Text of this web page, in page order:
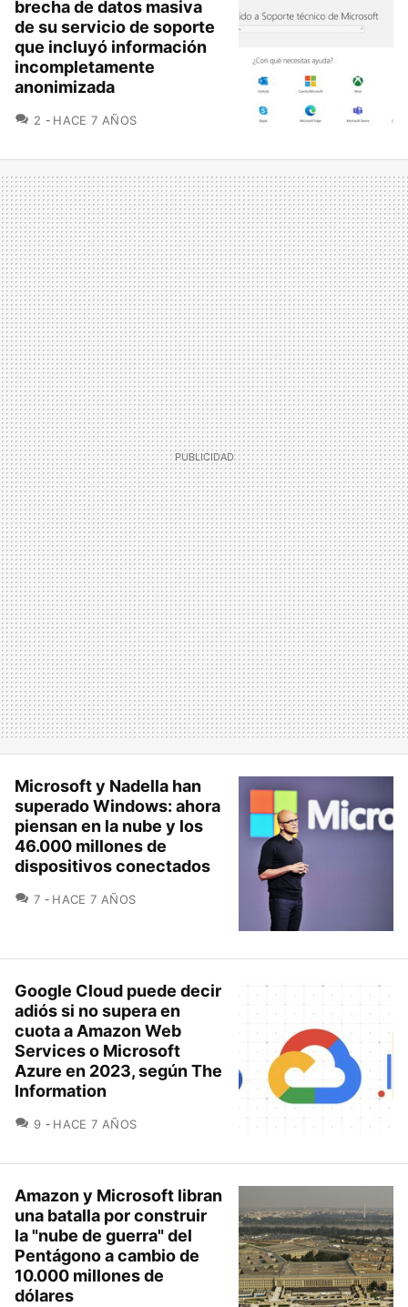
brecha de datos masiva
de su servicio de soporte
que incluyó información
incompletamente
anonimizada
2 COMENTARIOS
HACE 7 AÑOS
Microsoft y Nadella han
superado Windows: ahora
piensan en la nube y los
46.000 millones de
dispositivos conectados
7 COMENTARIOS
HACE 7 AÑOS
Google Cloud puede decir
adiós si no supera en
cuota a Amazon Web
Services o Microsoft
Azure en 2023, según The
Information
9 COMENTARIOS
HACE 7 AÑOS
Amazon y Microsoft libran
una batalla por construir
la "nube de guerra" del
Pentágono a cambio de
10.000 millones de
dólares